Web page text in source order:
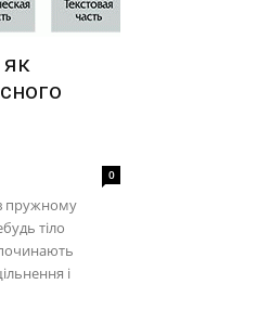
як
0
пружному
тіло
і